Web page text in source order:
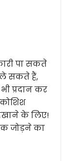
पा सकते
ले सकते हैं,
प्रदान कर
के लिए!
जोड़ने का